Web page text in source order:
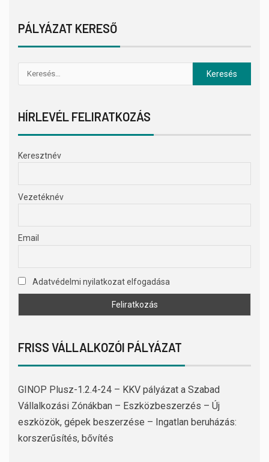
PÁLYÁZAT KERESŐ
HÍRLEVÉL FELIRATKOZÁS
Keresztnév
Vezetéknév
Email
Adatvédelmi nyilatkozat elfogadása
FRISS VÁLLALKOZÓI PÁLYÁZAT
GINOP Plusz-1.2.4-24 – KKV pályázat a Szabad
Vállalkozási Zónákban – Eszközbeszerzés – Új
eszközök, gépek beszerzése – Ingatlan beruházás:
korszerűsítés, bővítés